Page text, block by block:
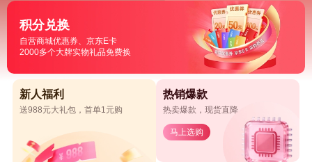
积分兑换
自营商城优惠券、京东E卡
2000多个大牌实物礼品免费换
新人福利
送988元大礼包，首单1元购
热销爆款
热卖爆款，现货直降
马上选购